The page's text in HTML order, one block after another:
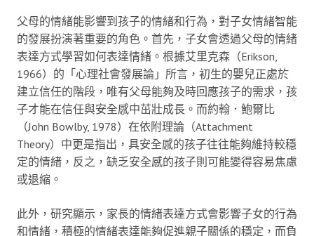
父母的情緒能影響到孩子的情緒和行為，對子女情緒智能
的發展扮演著重要的角色。首先，子女會透過父母的情緒
表達方式學習如何表達情緒。根據艾里克森（Erikson,
1966）的「心理社會發展論」所言，初生的嬰兒正處於
建立信任的階段，唯有父母能夠及時回應孩子的需求，孩
子才能在信任與安全感中茁壯成長。而約翰．鮑爾比
（John Bowlby, 1978）在依附理論（Attachment
Theory）中更是指出，具安全感的孩子往往能夠維持較穩
定的情緒，反之，缺乏安全感的孩子則可能變得容易焦慮
或退縮。
此外，研究顯示，家長的情緒表達方式會影響子女的行為
和情緒，積極的情緒表達能夠促進親子關係的穩定，而負